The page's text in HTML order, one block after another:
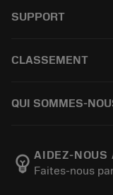
Całe
Regeneracja
SUPPORT
Dystrybutorzy i
Kalkulatory i
CLASSEMENT
Zamówienie
Śledź swoje
Złóż ofertę
QUI SOMMES-
Wytwarzanie
Kariera
emoji_objects AIDEZ-NOUS
Faites-nous